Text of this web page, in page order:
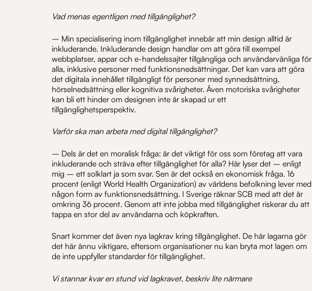
Vad menas egentligen med tillgänglighet?
– Min specialisering inom tillgänglighet innebär att min design alltid är
inkluderande. Inkluderande design handlar om att göra till exempel
webbplatser, appar och e-handelssajter tillgängliga och användarvänliga för
alla, inklusive personer med funktionsnedsättningar. Det kan vara att göra
det digitala innehållet tillgängligt för personer med synnedsättning,
hörselnedsättning eller kognitiva svårigheter. Även motoriska svårigheter
kan bli ett hinder om designen inte är skapad ur ett
tillgänglighetsperspektiv.
Varför ska man arbeta med digital tillgänglighet?
– Dels är det en moralisk fråga: är det viktigt för oss som företag att vara
inkluderande och sträva efter tillgänglighet för alla? Här lyser det – enligt
mig – ett solklart ja som svar. Sen är det också en ekonomisk fråga. 16
procent (enligt World Health Organization) av världens befolkning lever med
någon form av funktionsnedsättning. I Sverige räknar SCB med att det är
omkring 36 procent. Genom att inte jobba med tillgänglighet riskerar du att
tappa en stor del av användarna och köpkraften.
Snart kommer det även nya lagkrav kring tillgänglighet. De här lagarna gör
det här ännu viktigare, eftersom organisationer nu kan bryta mot lagen om
de inte uppfyller standarder för tillgänglighet.
Vi stannar kvar en stund vid lagkravet, beskriv lite närmare